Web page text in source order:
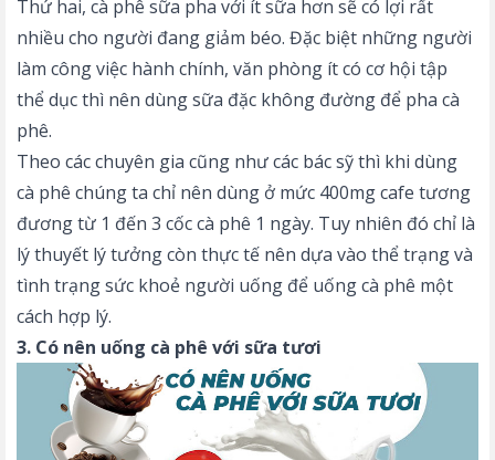
Thứ hai, cà phê sữa pha với ít sữa hơn sẽ có lợi rất
nhiều cho người đang giảm béo. Đặc biệt những người
làm công việc hành chính, văn phòng ít có cơ hội tập
thể dục thì nên dùng sữa đặc không đường để pha cà
phê.
Theo các chuyên gia cũng như các bác sỹ thì khi dùng
cà phê chúng ta chỉ nên dùng ở mức 400mg cafe tương
đương từ 1 đến 3 cốc cà phê 1 ngày. Tuy nhiên đó chỉ là
lý thuyết lý tưởng còn thực tế nên dựa vào thể trạng và
tình trạng sức khoẻ người uống để uống cà phê một
cách hợp lý.
3. Có nên uống cà phê với sữa tươi